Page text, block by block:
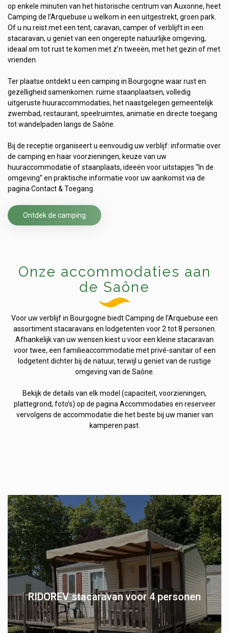
op enkele minuten van het historische centrum van Auxonne, heet
Camping de l’Arquebuse u welkom in een uitgestrekt, groen park.
Of u nu reist met een tent, caravan, camper of verblijft in een
stacaravan, u geniet van een ongerepte natuurlijke omgeving,
ideaal om tot rust te komen met z’n tweeën, met het gezin of met
vrienden.
Ter plaatse ontdekt u een camping in Bourgogne waar rust en
gezelligheid samenkomen: ruime staanplaatsen, volledig
uitgeruste huuraccommodaties, het naastgelegen gemeentelijk
zwembad, restaurant, speelruimtes, animatie en directe toegang
tot wandelpaden langs de Saône.
Bij de receptie organiseert u eenvoudig uw verblijf: informatie over
de camping en haar voorzieningen, keuze van uw
huuraccommodatie of staanplaats, ideeën voor uitstapjes “In de
omgeving” en praktische informatie voor uw aankomst via de
pagina Contact & Toegang.
Ontdek de camping
Onze accommodaties aan
de Saône
Voor uw verblijf in Bourgogne biedt Camping de l’Arquebuse een
assortiment stacaravans en lodgetenten voor 2 tot 8 personen.
Afhankelijk van uw wensen kiest u voor een kleine stacaravan
voor twee, een familieaccommodatie met privé-sanitair of een
lodgetent dichter bij de natuur, terwijl u geniet van de rustige
omgeving van de Saône.
Bekijk de details van elk model (capaciteit, voorzieningen,
plattegrond, foto’s) op de pagina Accommodaties en reserveer
vervolgens de accommodatie die het beste bij uw manier van
kamperen past.
RIDOREV stacaravan voor 4 personen